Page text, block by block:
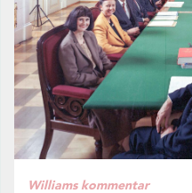
Williams kommentar